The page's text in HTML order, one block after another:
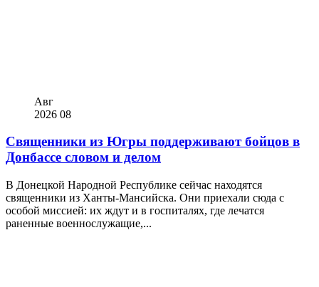
Авг
2026 08
Священники из Югры поддерживают бойцов в
Донбассе словом и делом
В Донецкой Народной Республике сейчас находятся
священники из Ханты-Мансийска. Они приехали сюда с
особой миссией: их ждут и в госпиталях, где лечатся
раненные военнослужащие,...